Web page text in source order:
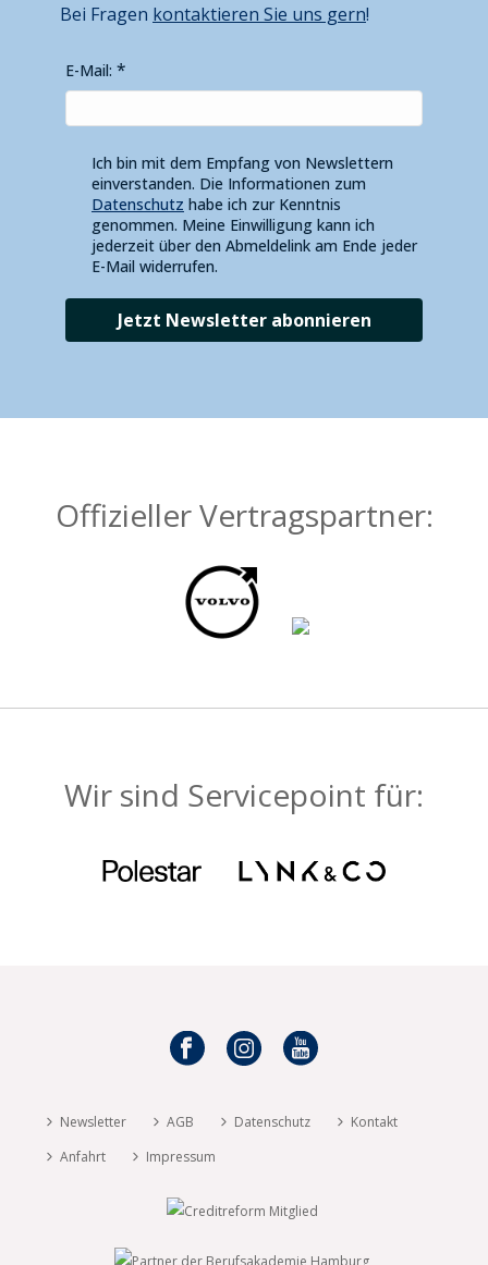
Bei Fragen kontaktieren Sie uns gern!
E-Mail:
Ich bin mit dem Empfang von Newslettern
einverstanden. Die Informationen zum
Datenschutz habe ich zur Kenntnis
genommen. Meine Einwilligung kann ich
jederzeit über den Abmeldelink am Ende jeder
E-Mail widerrufen.
Jetzt Newsletter abonnieren
Offizieller Vertragspartner:
Wir sind Servicepoint für:
Newsletter AGB Datenschutz
Kontakt
Anfahrt
Impressum